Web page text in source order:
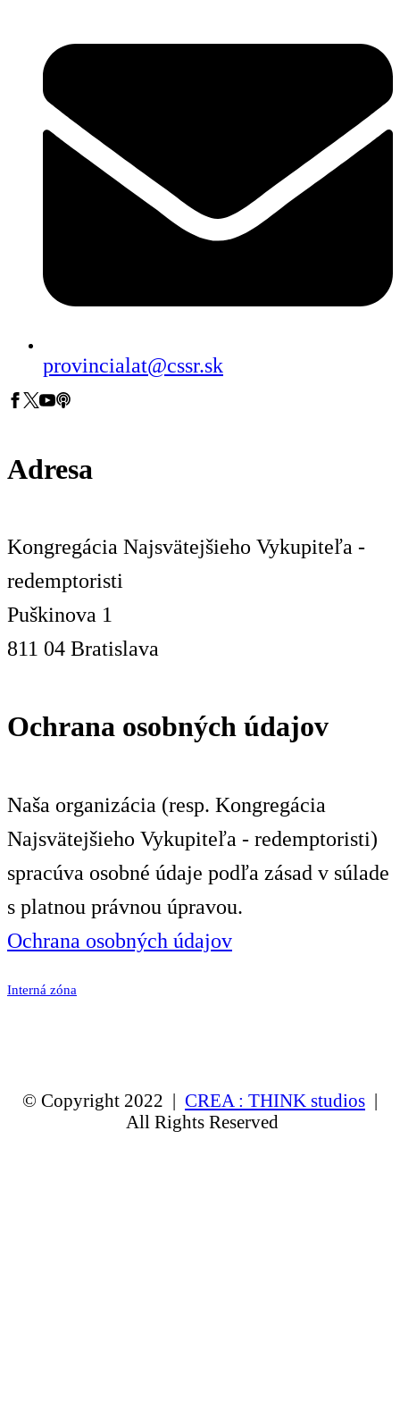
provincialat@cssr.sk
Adresa
Kongregácia Najsvätejšieho Vykupiteľa -
redemptoristi
Puškinova 1
811 04 Bratislava
Ochrana osobných údajov
Naša organizácia (resp. Kongregácia
Najsvätejšieho Vykupiteľa - redemptoristi)
spracúva osobné údaje podľa zásad v súlade
s platnou právnou úpravou.
Ochrana osobných údajov
Interná zóna
© Copyright 2022 | CREA : THINK studios |
All Rights Reserved